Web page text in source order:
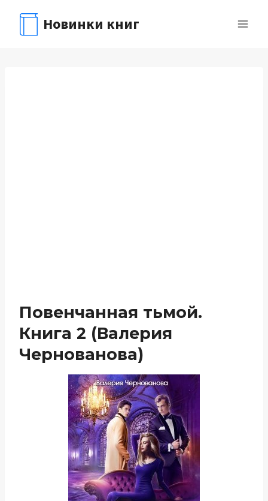
содержимому
Новинки книг
Повенчанная тьмой.
Книга 2 (Валерия
Чернованова)